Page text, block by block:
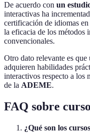
De acuerdo con un
interactivas ha
certificación de idiomas
la eficacia de los métodos
convencionales.
Otro dato relevante es
adquieren habilidades
interactivos respecto a los
de la ADEME.
FAQ sobre
¿Qué son los